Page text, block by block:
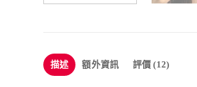
描述 額外資訊 評價 (12)